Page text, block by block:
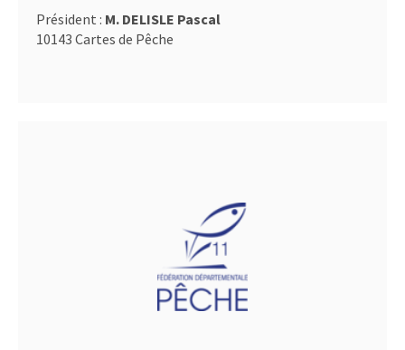
Président : M. DELISLE Pascal
10143 Cartes de Pêche